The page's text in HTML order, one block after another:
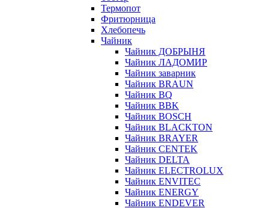
Термопот
Фритюрница
Хлебопечь
Чайник
Чайник ДОБРЫНЯ
Чайник ЛАДОМИР
Чайник заварник
Чайник BRAUN
Чайник BQ
Чайник BBK
Чайник BOSCH
Чайник BLACKTON
Чайник BRAYER
Чайник CENTEK
Чайник DELTA
Чайник ELECTROLUX
Чайник ENVITEC
Чайник ENERGY
Чайник ENDEVER